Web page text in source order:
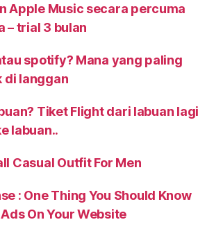
Apple Music secara percuma
– trial 3 bulan
spotify? Mana yang paling
di langgan
Tiket Flight dari labuan lagi
labuan..
Casual Outfit For Men
: One Thing You Should Know
On Your Website